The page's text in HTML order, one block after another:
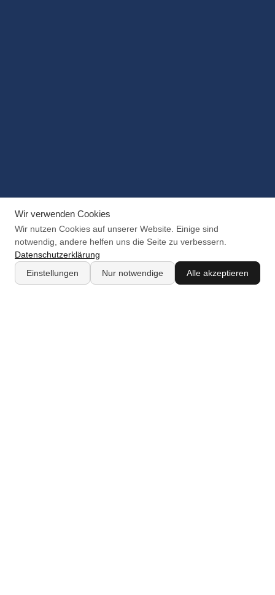
Wir verwenden Cookies
Wir nutzen Cookies auf unserer Website. Einige sind
notwendig, andere helfen uns die Seite zu verbessern.
Datenschutzerklärung
Einstellungen
Nur notwendige Alle akzeptieren